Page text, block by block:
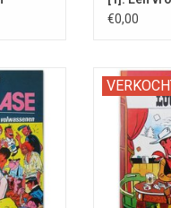
1981
€0,00
adult
Porno